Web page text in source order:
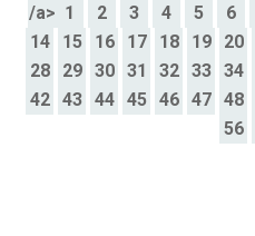
/a> 1 2 3 4 5 6
14
15 16 17 18 19 20
28
29 30 31 32 33 34
42
43 44 45 46 47 48
56